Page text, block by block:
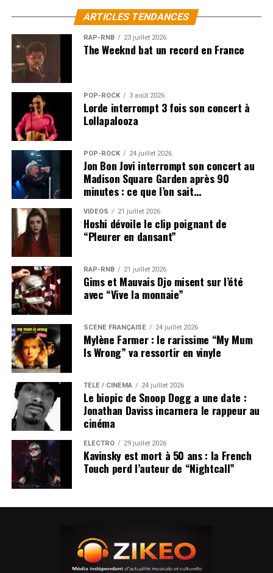
ARTICLES TENDANCES
RAP-RNB 23 juillet 2026
The Weeknd bat un record en France
POP-ROCK 3 août 2026
Lorde interrompt 3 fois son concert à
Lollapalooza
POP-ROCK 24 juillet 2026
Jon Bon Jovi interrompt son concert au
Madison Square Garden après 90
minutes : ce que l’on sait…
VIDEOS 21 juillet 2026
Hoshi dévoile le clip poignant de
“Pleurer en dansant”
RAP-RNB 21 juillet 2026
Gims et Mauvais Djo misent sur l’été
avec “Vive la monnaie”
SCÈNE FRANÇAISE 24 juillet 2026
Mylène Farmer : le rarissime “My Mum
Is Wrong” va ressortir en vinyle
TÉLÉ / CINÉMA 24 juillet 2026
Le biopic de Snoop Dogg a une date :
Jonathan Daviss incarnera le rappeur au
cinéma
ÉLECTRO 29 juillet 2026
Kavinsky est mort à 50 ans : la French
Touch perd l’auteur de “Nightcall”